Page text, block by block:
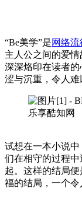
“Be美学”是网络流
主人公之间的爱
深深烙印在读者
涩与沉重，令人难
试想在一本小说
们在相守的过程
起。这样的结局
福的结局，一个令